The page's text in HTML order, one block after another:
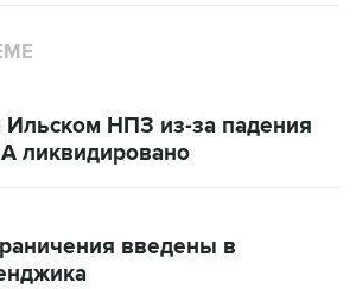
Ильском НПЗ из-за падения
ликвидировано
введены в